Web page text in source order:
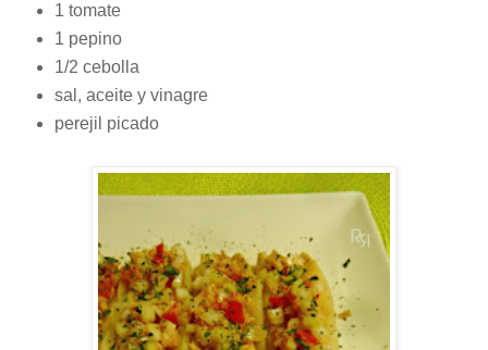
1 tomate
1 pepino
1/2 cebolla
sal, aceite y vinagre
perejil picado